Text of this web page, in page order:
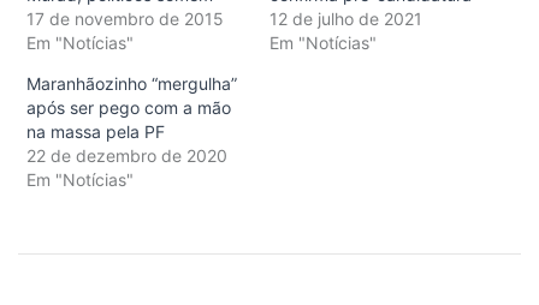
17 de novembro de 2015
Em "Notícias"
12 de julho de 2021
Em "Notícias"
Maranhãozinho “mergulha”
após ser pego com a mão
na massa pela PF
22 de dezembro de 2020
Em "Notícias"